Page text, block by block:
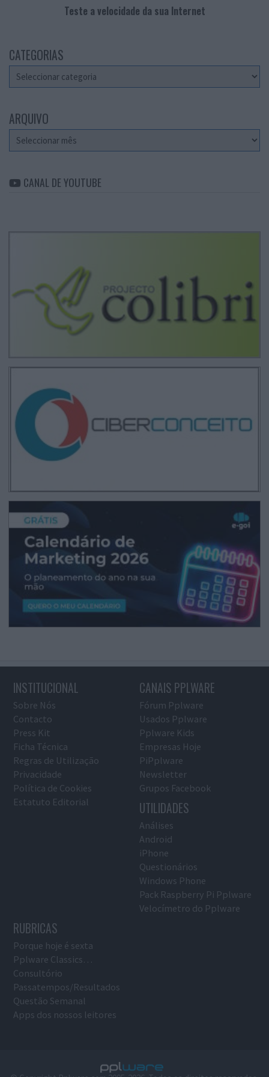
Teste a velocidade da sua Internet
CATEGORIAS
Categorias
ARQUIVO
Arquivo
CANAL DE YOUTUBE
INSTITUCIONAL
Sobre Nós
Contacto
Press Kit
Ficha Técnica
Regras de Utilização
Privacidade
Política de Cookies
Estatuto Editorial
CANAIS PPLWARE
Fórum Pplware
Usados Pplware
Pplware Kids
Empresas Hoje
PiPplware
Newsletter
Grupos Facebook
UTILIDADES
Análises
Android
iPhone
Questionários
Windows Phone
Pack Raspberry Pi Pplware
Velocímetro do Pplware
RUBRICAS
Porque hoje é sexta
Pplware Classics…
Consultório
Passatempos/Resultados
Questão Semanal
Apps dos nossos leitores